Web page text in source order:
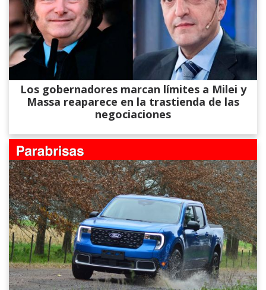
Los gobernadores marcan límites a Milei y
Massa reaparece en la trastienda de las
negociaciones